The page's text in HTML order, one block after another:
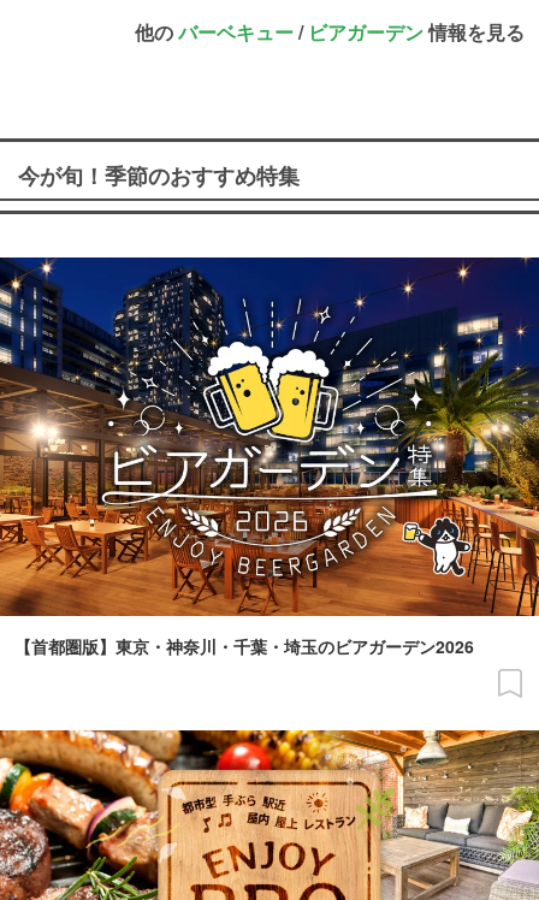
他のバーベキュー/ ビアガーデン情報を見る
今が旬！季節のおすすめ特集
【首都圏版】東京・神奈川・千葉・埼玉のビアガーデン2026